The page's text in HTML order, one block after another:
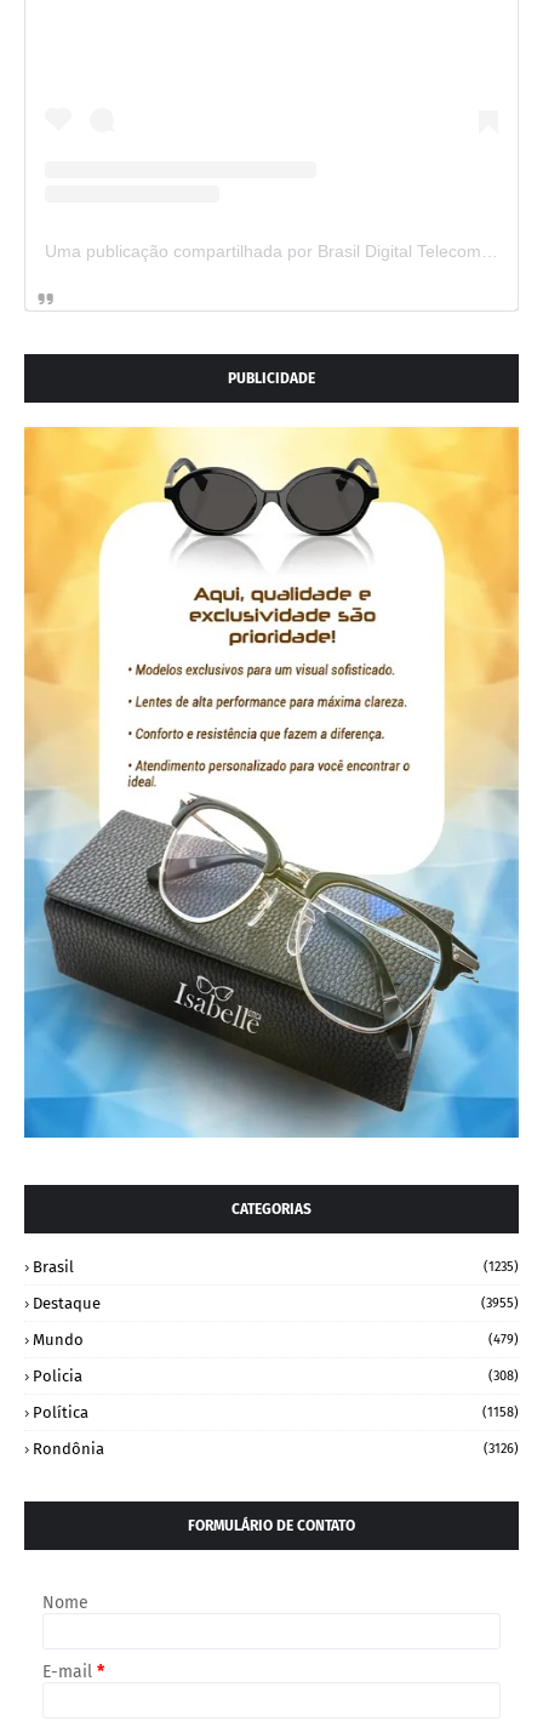
Uma publicação compartilhada por Brasil Digital Telecom (@brasildigitaltelecom)
PUBLICIDADE
CATEGORIAS
Brasil (1235)
Destaque (3955)
Mundo (479)
Policia (308)
Política (1158)
Rondônia (3126)
FORMULÁRIO DE CONTATO
Nome
E-mail *